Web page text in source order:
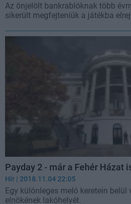
Az önjelölt bankrablóknak több
sikerült megfejteniük a játékba
Payday 2 - már a Fehér Házat
Hír | 2018.11.04 22:05
Egy különleges meló keretein belül
elnökének lakóhelyét.